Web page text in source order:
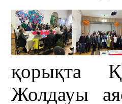
қорықта
Жолдауы